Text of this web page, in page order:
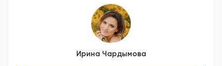
Ирина Чардымова